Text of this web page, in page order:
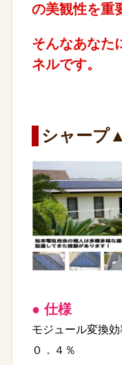
の美観性を重
そんなあなた
ネルです。
シャープ
● 仕様
モジュール変換
０．４％